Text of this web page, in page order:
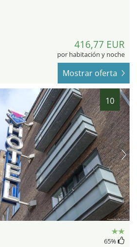
416,77 EUR
por habitación y noche
Mostrar oferta
10
65%